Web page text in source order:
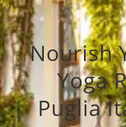
Nourish
Yoga
Puglia